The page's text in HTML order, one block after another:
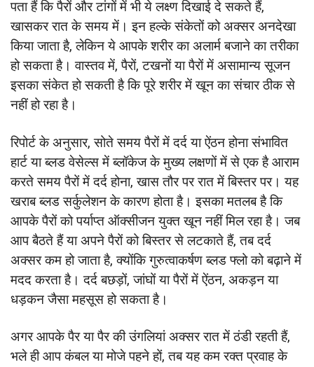
पता हैं कि पैरों और टांगों में भी ये लक्ष्ण दिखाई दे सकते हैं,
खासकर रात के समय में। इन हल्के संकेतों को अक्सर अनदेखा
किया जाता है, लेकिन ये आपके शरीर का अलार्म बजाने का तरीका
हो सकता है। वास्तव में, पैरों, टखनों या पैरों में असामान्य सूजन
इसका संकेत हो सकती है कि पूरे शरीर में खून का संचार ठीक से
नहीं हो रहा है।
रिपोर्ट के अनुसार, सोते समय पैरों में दर्द या ऐंठन होना संभावित
हार्ट या ब्लड वेसेल्स में ब्लॉकेज के मुख्य लक्षणों में से एक है आराम
करते समय पैरों में दर्द होना, खास तौर पर रात में बिस्तर पर। यह
खराब ब्लड सर्कुलेशन के कारण होता है। इसका मतलब है कि
आपके पैरों को पर्याप्त ऑक्सीजन युक्त खून नहीं मिल रहा है। जब
आप बैठते हैं या अपने पैरों को बिस्तर से लटकाते हैं, तब दर्द
अक्सर कम हो जाता है, क्योंकि गुरुत्वाकर्षण ब्लड फ्लो को बढ़ाने में
मदद करता है। दर्द बछड़ों, जांघों या पैरों में ऐंठन, अकड़न या
धड़कन जैसा महसूस हो सकता है।
अगर आपके पैर या पैर की उंगलियां अक्सर रात में ठंडी रहती हैं,
भले ही आप कंबल या मोजे पहने हों, तब यह कम रक्त प्रवाह के